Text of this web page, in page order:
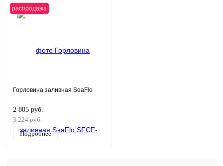
распродажа
Горловина заливная SeaFlo
2 805 руб.
3 224 руб.
Подробнее